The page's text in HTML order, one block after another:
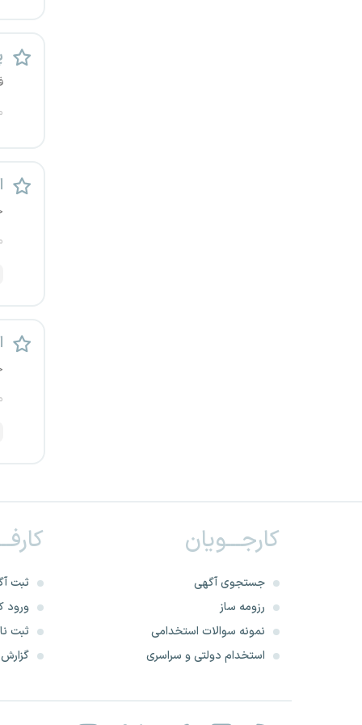
کارجـــویان
جستجوی آگهی
رزومه ساز
نمونه سوالات استخدامی
استخدام دولتی و سراسری
ثبت
ورود
ثبت